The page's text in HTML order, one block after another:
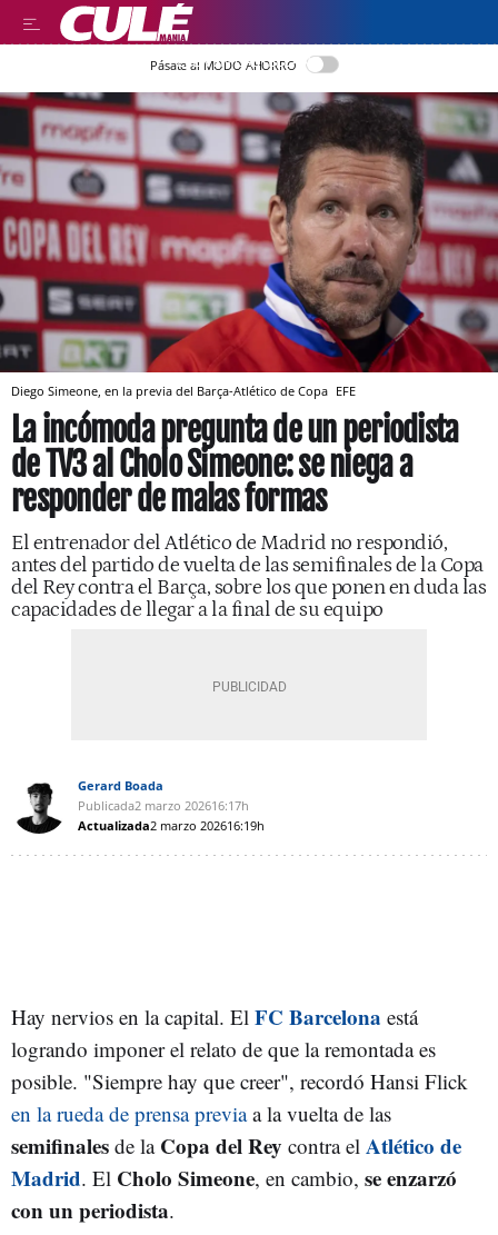
LEER EN CASTELLANO
Pásate al MODO AHORRO
Diego Simeone, en la previa del Barça-Atlético de Copa EFE
La incómoda pregunta de un periodista
de TV3 al Cholo Simeone: se niega a
responder de malas formas
El entrenador del Atlético de Madrid no respondió,
antes del partido de vuelta de las semifinales de la Copa
del Rey contra el Barça, sobre los que ponen en duda las
capacidades de llegar a la final de su equipo
Gerard Boada
Publicada2 marzo 202616:17h
Actualizada2 marzo 202616:19h
Hay nervios en la capital. El FC Barcelona está
logrando imponer el relato de que la remontada es
posible. "Siempre hay que creer", recordó Hansi Flick
en la rueda de prensa previaa la vuelta de las
semifinales de la Copa del Rey contra el Atlético de
Madrid. El Cholo Simeone, en cambio, se enzarzó
con un periodista.